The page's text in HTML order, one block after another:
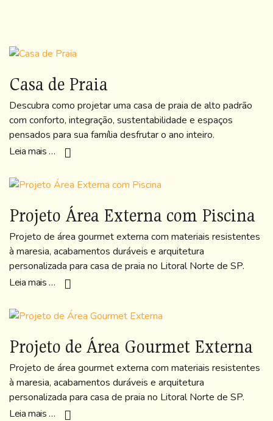
Casa de Praia
Descubra como projetar uma casa de praia de alto padrão
com conforto, integração, sustentabilidade e espaços
pensados para sua família desfrutar o ano inteiro.
Leia mais …
Projeto Área Externa com Piscina
Projeto de área gourmet externa com materiais resistentes
à maresia, acabamentos duráveis e arquitetura
personalizada para casa de praia no Litoral Norte de SP.
Leia mais …
Projeto de Área Gourmet Externa
Projeto de área gourmet externa com materiais resistentes
à maresia, acabamentos duráveis e arquitetura
personalizada para casa de praia no Litoral Norte de SP.
Leia mais …